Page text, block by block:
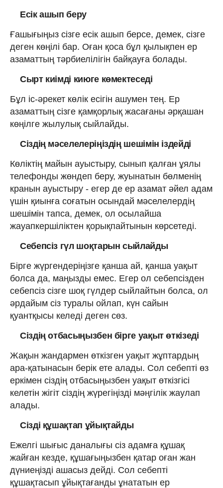
Есік ашып беру
Ғашығыңыз сізге есік ашып берсе, демек, сізге
деген көңілі бар. Оған қоса бұл қылықпен ер
азаматтың тәрбиелілігін байқауға болады.
Сырт киімді киюге көмектеседі
Бұл іс-әрекет көлік есігін ашумен тең. Ер
азаматтың сізге қамқорлық жасағаны әрқашан
көңілге жылулық сыйлайды.
Сіздің мәселелеріңіздің шешімін іздейді
Көліктің майын ауыстыру, сынып қалған ұялы
телефонды жөндеп беру, жуынатын бөлменің
кранын ауыстыру - егер де ер азамат әйел адам
үшін қиынға соғатын осындай мәселелердің
шешімін тапса, демек, ол осылайша
жауапкершіліктен қорықпайтынын көрсетеді.
Себепсіз гүл шоқтарын сыйлайды
Бірге жүргендеріңізге қанша ай, қанша уақыт
болса да, маңызды емес. Егер ол себепсізден
себепсіз сізге шоқ гүлдер сыйлайтын болса, ол
әрдайым сіз туралы ойлап, күн сайын
қуантқысы келеді деген сөз.
Сіздің отбасыңызбен бірге уақыт өткізеді
Жақын жандармен өткізген уақыт жұптардың
ара-қатынасын берік ете алады. Сол себепті өз
еркімен сіздің отбасыңызбен уақыт өткізгісі
келетін жігіт сіздің жүрегіңізді мәңгілік жаулап
алады.
Сізді құшақтап ұйықтайды
Ежелгі шығыс даналығы сіз адамға құшақ
жайған кезде, құшағыңызбен қатар оған жан
дүниеңізді ашасыз дейді. Сол себепті
құшақтасып ұйықтағанды ұнататын ер